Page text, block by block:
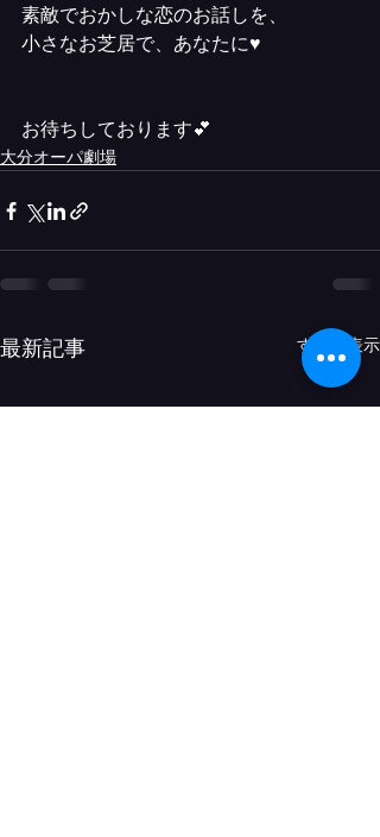
素敵でおかしな恋のお話しを、
小さなお芝居で、あなたに♥️
お待ちしております💕
大分オーパ劇場
最新記事 すべて表示